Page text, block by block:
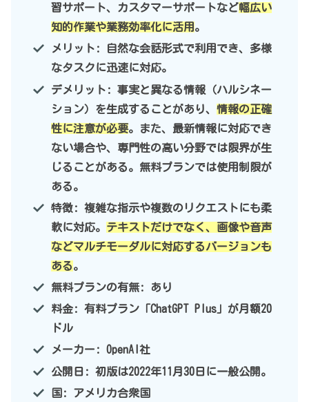
習サポート、カスタマーサポートなど幅広い
知的作業や業務効率化に活用 。
メリット: 自然な会話形式で利用でき、多様
なタスクに迅速に対応。
デメリット: 事実と異なる情報（ハルシネー
ション）を生成することがあり、 情報の正確
性に注意が必要。また、最新情報に対応でき
ない場合や、専門性の高い分野では限界が生
じることがある。無料プランでは使用制限が
ある。
特徴: 複雑な指示や複数のリクエストにも柔
軟に対応。 テキストだけでなく、画像や音声
などマルチモーダルに対応するバージョンも
ある。
無料プランの有無: あり
料金: 有料プラン「ChatGPT Plus」が月額20
ドル
メーカー: OpenAI社
公開日: 初版は2022年11月30日に一般公開。
国: アメリカ合衆国